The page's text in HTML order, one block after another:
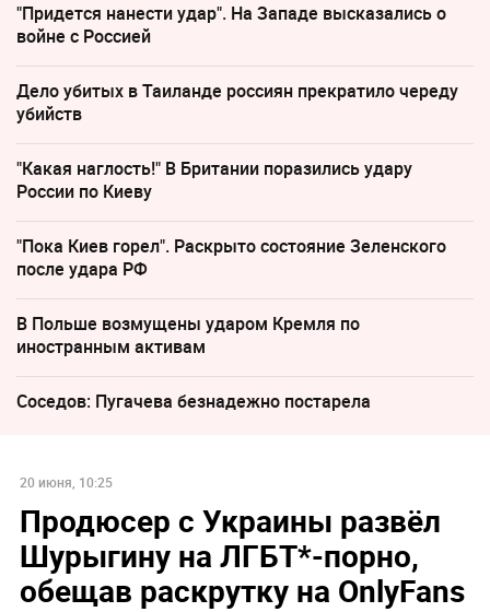
"Придется нанести удар". На Западе высказались о
войне с Россией
Дело убитых в Таиланде россиян прекратило череду
убийств
"Какая наглость!" В Британии поразились удару
России по Киеву
"Пока Киев горел". Раскрыто состояние Зеленского
после удара РФ
В Польше возмущены ударом Кремля по
иностранным активам
Соседов: Пугачева безнадежно постарела
20 июня, 10:25
Продюсер с Украины развёл
Шурыгину на ЛГБТ*-порно,
обещав раскрутку на OnlyFans